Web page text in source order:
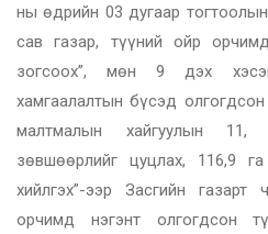
ны өдрийн 03 дугаар
сав газар, түүний ойр
зогсоох”, мөн 9 дэх
хамгаалалтын бүсэд
малтмалын хайгуулын 11,
зөвшөөрлийг цуцлах, 116,9
хийлгэх”-ээр Засгийн
орчимд нэгэнт олгогдсон